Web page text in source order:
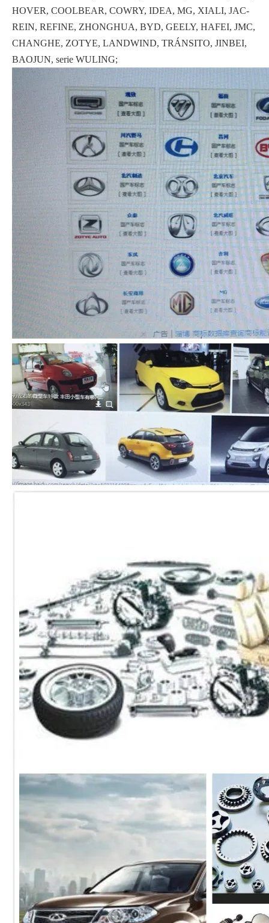
HOVER, COOLBEAR, COWRY, IDEA, MG, XIALI, JAC-
REIN, REFINE, ZHONGHUA, BYD, GEELY, HAFEI, JMC,
CHANGHE, ZOTYE, LANDWIND, TRÁNSITO, JINBEI,
BAOJUN, serie WULING;